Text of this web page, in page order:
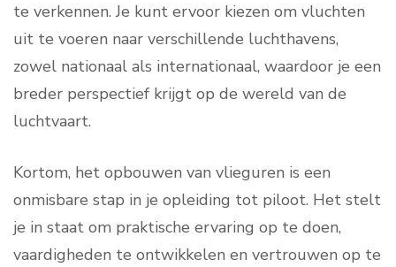
te verkennen. Je kunt ervoor kiezen om vluchten
uit te voeren naar verschillende luchthavens,
zowel nationaal als internationaal, waardoor je een
breder perspectief krijgt op de wereld van de
luchtvaart.
Kortom, het opbouwen van vlieguren is een
onmisbare stap in je opleiding tot piloot. Het stelt
je in staat om praktische ervaring op te doen,
vaardigheden te ontwikkelen en vertrouwen op te